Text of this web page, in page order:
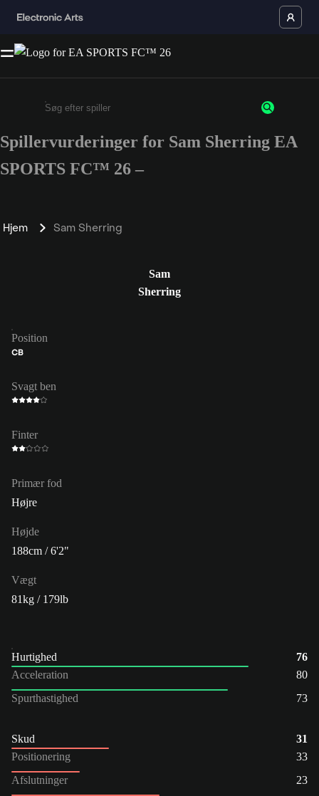
Enter a minimum of 3 characters or numbers
Spillervurderinger for Sam Sherring EA
SPORTS FC™ 26 –
Hjem Sam Sherring
Sam
Sherring
Position
CB
Svagt ben
Finter
Primær fod
Højre
Højde
188cm / 6'2"
Vægt
81kg / 179lb
Hurtighed
76
Acceleration
80
Spurthastighed
73
Skud
31
Positionering
33
Afslutninger
23